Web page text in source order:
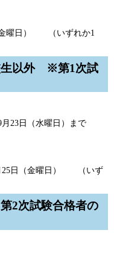
金曜日） （いずれか1
生以外 ※第1次試
9月23日（水曜日）まで
25日（金曜日） （いず
2次試験合格者の